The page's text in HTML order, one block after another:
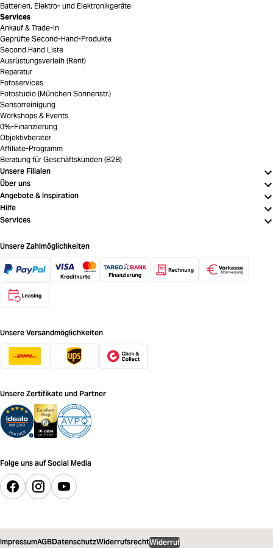
Batterien, Elektro- und Elektronikgeräte
Services
Ankauf & Trade-In
Geprüfte Second-Hand-Produkte
Second Hand Liste
Ausrüstungsverleih (Rent)
Reparatur
Fotoservices
Fotostudio (München Sonnenstr.)
Sensorreinigung
Workshops & Events
0%-Finanzierung
Objektivberater
Affiliate-Programm
Beratung für Geschäftskunden (B2B)
Unsere Filialen
Über uns
Angebote & Inspiration
Hilfe
Services
Unsere Zahlmöglichkeiten
Unsere Versandmöglichkeiten
Unsere Zertifikate und Partner
Folge uns auf Social Media
ImpressumAGBDatenschutzWiderrufsrechtWiderruf